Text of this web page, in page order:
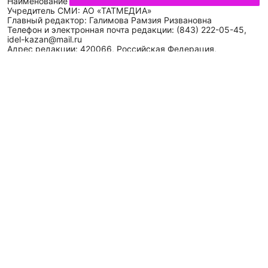
Учредитель СМИ: АО «ТАТМЕДИА»
Главный редактор: Галимова Рамзия Ризвановна
Телефон и электронная почта редакции: (843) 222-05-45,
idel-kazan@mail.ru
Адрес редакции: 420066, Российская Федерация,